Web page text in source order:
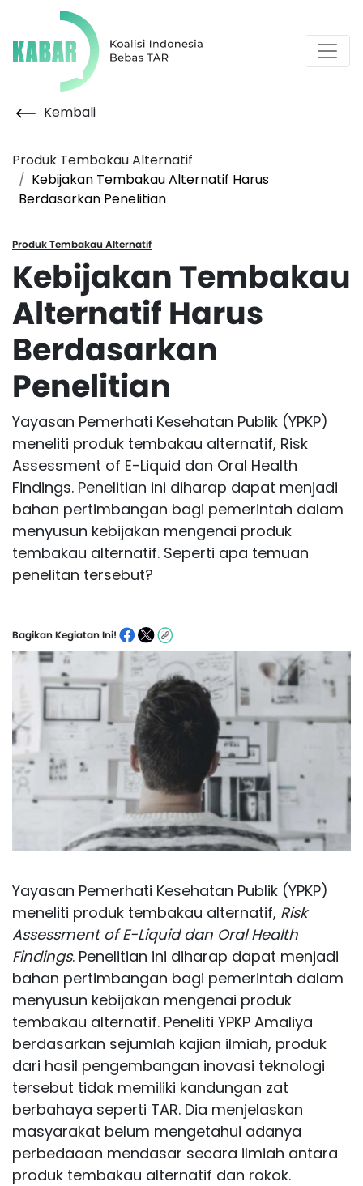
Kembali
Produk Tembakau Alternatif
Kebijakan Tembakau Alternatif Harus
Berdasarkan Penelitian
Produk Tembakau Alternatif
Kebijakan Tembakau
Alternatif Harus
Berdasarkan
Penelitian
Yayasan Pemerhati Kesehatan Publik (YPKP)
meneliti produk tembakau alternatif, Risk
Assessment of E-Liquid dan Oral Health
Findings. Penelitian ini diharap dapat menjadi
bahan pertimbangan bagi pemerintah dalam
menyusun kebijakan mengenai produk
tembakau alternatif. Seperti apa temuan
penelitan tersebut?
Bagikan Kegiatan Ini!
Yayasan Pemerhati Kesehatan Publik (YPKP)
meneliti produk tembakau alternatif, Risk
Assessment of E-Liquid dan Oral Health
Findings. Penelitian ini diharap dapat menjadi
bahan pertimbangan bagi pemerintah dalam
menyusun kebijakan mengenai produk
tembakau alternatif. Peneliti YPKP Amaliya
berdasarkan sejumlah kajian ilmiah, produk
dari hasil pengembangan inovasi teknologi
tersebut tidak memiliki kandungan zat
berbahaya seperti TAR. Dia menjelaskan
masyarakat belum mengetahui adanya
perbedaaan mendasar secara ilmiah antara
produk tembakau alternatif dan rokok.